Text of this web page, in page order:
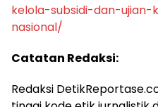
kelola-subsidi-dan-
nasional/
Catatan Redaksi:
Redaksi